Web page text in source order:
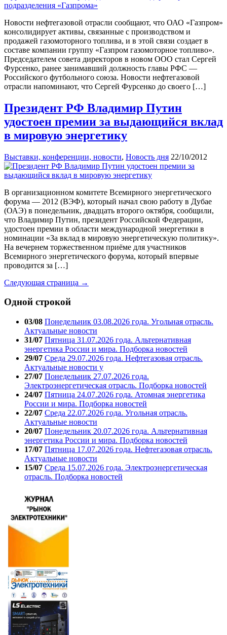
Новости нефтегазовой отрасли сообщают, что ОАО «Газпром»
консолидирует активы, связанные с производством и
продажей газомоторного топлива, и в этой связи создает в
составе компании группу «Газпром газомоторное топливо».
Председателем совета директоров в новом ООО стал Сергей
Фурсенко, ранее занимавший должность главы РФС —
Российского футбольного союза. Новости нефтегазовой
отрасли напоминают, что Сергей Фурсенко до своего […]
Президент РФ Владимир Путин
удостоен премии за выдающийся вклад
в мировую энергетику
Выставки, конференции, новости, Новость дня 22/10/2012
В организационном комитете Всемирного энергетического
форума — 2012 (ВЭФ), который начал свою работу в Дубае
(ОАЭ) в понедельник, двадцать второго октября, сообщили,
что Владимир Путин, президент Российской Федерации,
удостоен премии в области международной энергетики в
номинации «За вклад в мировую энергетическую политику».
На вечернем торжественном приёме для участников
Всемирного энергетического форума, который впервые
проводится за […]
Следующая страница →
Одной строкой
03/08 Понедельник 03.08.2026 года. Угольная отрасль.
Актуальные новости
31/07 Пятница 31.07.2026 года. Альтернативная
энергетика России и мира. Подборка новостей
29/07 Среда 29.07.2026 года. Нефтегазовая отрасль.
Актуальные новости у
27/07 Понедельник 27.07.2026 года.
Электроэнергетическая отрасль. Подборка новостей
24/07 Пятница 24.07.2026 года. Атомная энергетика
России и мира. Подборка новостей
22/07 Среда 22.07.2026 года. Угольная отрасль.
Актуальные новости
20/07 Понедельник 20.07.2026 года. Альтернативная
энергетика России и мира. Подборка новостей
17/07 Пятница 17.07.2026 года. Нефтегазовая отрасль.
Актуальные новости
15/07 Среда 15.07.2026 года. Электроэнергетическая
отрасль. Подборка новостей